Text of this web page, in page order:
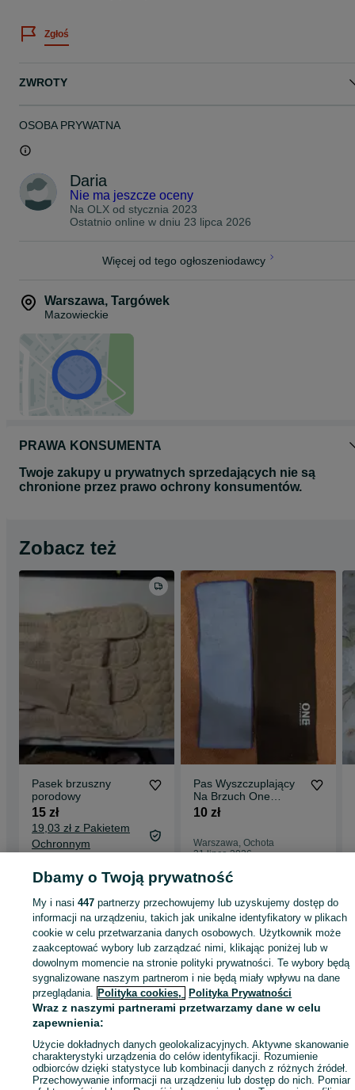
Zgłoś
ZWROTY
OSOBA PRYWATNA
Daria
Nie ma jeszcze oceny
Na OLX od stycznia 2023
Ostatnio online w dniu 23 lipca 2026
Więcej od tego ogłoszeniodawcy
Warszawa, Targówek
Mazowieckie
PRAWA KONSUMENTA
Twoje zakupy u prywatnych sprzedających nie są
chronione przez prawo ochrony konsumentów.
Zobacz też
Pasek brzuszny
porodowy
15 zł
19,03 zł z Pakietem
Ochronnym
04 sierpnia 2026
Pas Wyszczuplający
Na Brzuch One
Fitness pas sportowy
10 zł
Warszawa, Ochota
31 lipca 2026
Strona główna Zdrowie i Uroda Sprzęt rehabilitacyjny i ortopedyczny
Pasy i
gorsety
Pasy i gorsety - Mazowieckie Pasy i gorsety - Warszawa
Pasy i
gorsety - Targówek
KATEGORIA
ID:1054871723 Wyświetlenia:
Wyślij wiadomość Kup
Dbamy o Twoją prywatność
My i nasi447 partnerzy przechowujemy lub uzyskujemy dostęp do
informacji na urządzeniu, takich jak unikalne identyfikatory w plikach
cookie w celu przetwarzania danych osobowych. Użytkownik może
zaakceptować wybory lub zarządzać nimi, klikając poniżej lub w
dowolnym momencie na stronie polityki prywatności. Te wybory będą
sygnalizowane naszym partnerom i nie będą miały wpływu na dane
przeglądania. Polityka cookies, Polityka Prywatności
Wraz z naszymi partnerami przetwarzamy dane w celu
zapewnienia:
Użycie dokładnych danych geolokalizacyjnych. Aktywne skanowanie
charakterystyki urządzenia do celów identyfikacji. Rozumienie
odbiorców dzięki statystyce lub kombinacji danych z różnych źródeł.
Przechowywanie informacji na urządzeniu lub dostęp do nich. Pomiar